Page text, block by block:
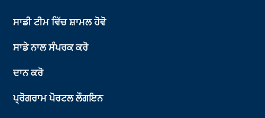
ਸਾਡੀ ਟੀਮ ਵਿੱਚ ਸ਼ਾਮਲ ਹੋਵੋ
ਸਾਡੇ ਨਾਲ ਸੰਪਰਕ ਕਰੋ
ਦਾਨ ਕਰੋ
ਪ੍ਰੋਗਰਾਮ ਪੋਰਟਲ ਲੌਗਇਨ